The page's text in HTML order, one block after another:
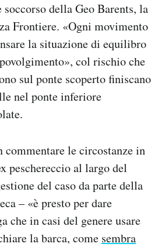
della Geo Barents, la
Frontiere. «Ogni movimento
la situazione di equilibro
col rischio che
sul ponte scoperto finiscano
nel ponte inferiore
commentare le circostanze in
peschereccio al largo del
del caso da parte della
– «è presto per dare
che in casi del genere usare
la barca, come sembra